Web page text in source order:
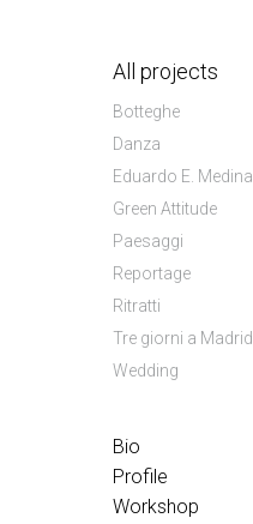
All projects
Botteghe
Danza
Eduardo E. Medina
Green Attitude
Paesaggi
Reportage
Ritratti
Tre giorni a Madrid
Wedding
Bio
Profile
Workshop